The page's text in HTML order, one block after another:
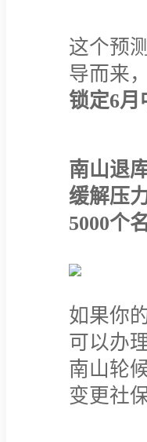
这个预
导而来
锁定6月
南山退
缓解压
5000个
如果你
可以办
南山轮
变更社